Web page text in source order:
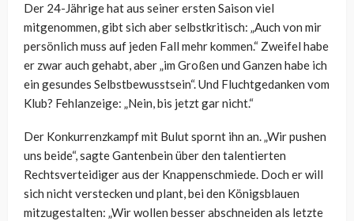
Der 24-Jährige hat aus seiner ersten Saison viel
mitgenommen, gibt sich aber selbstkritisch: „Auch von mir
persönlich muss auf jeden Fall mehr kommen.“ Zweifel habe
er zwar auch gehabt, aber „im Großen und Ganzen habe ich
ein gesundes Selbstbewusstsein“. Und Fluchtgedanken vom
Klub? Fehlanzeige: „Nein, bis jetzt gar nicht.“
Der Konkurrenzkampf mit Bulut spornt ihn an. „Wir pushen
uns beide“, sagte Gantenbein über den talentierten
Rechtsverteidiger aus der Knappenschmiede. Doch er will
sich nicht verstecken und plant, bei den Königsblauen
mitzugestalten: „Wir wollen besser abschneiden als letzte